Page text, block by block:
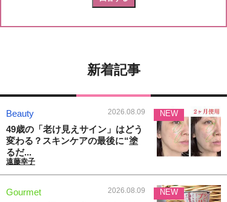
新着記事
Beauty 2026.08.09
49歳の「老け見えサイン」はどう
変わる？スキンケアの最後に“塗
るだ...
遠藤幸子
NEW
Gourmet 2026.08.09 NEW